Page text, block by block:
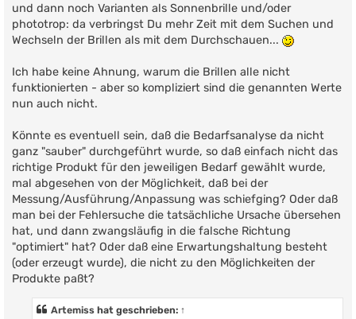
und dann noch Varianten als Sonnenbrille und/oder
phototrop: da verbringst Du mehr Zeit mit dem Suchen und
Wechseln der Brillen als mit dem Durchschauen...
Ich habe keine Ahnung, warum die Brillen alle nicht
funktionierten - aber so kompliziert sind die genannten Werte
nun auch nicht.
Könnte es eventuell sein, daß die Bedarfsanalyse da nicht
ganz "sauber" durchgeführt wurde, so daß einfach nicht das
richtige Produkt für den jeweiligen Bedarf gewählt wurde,
mal abgesehen von der Möglichkeit, daß bei der
Messung/Ausführung/Anpassung was schiefging? Oder daß
man bei der Fehlersuche die tatsächliche Ursache übersehen
hat, und dann zwangsläufig in die falsche Richtung
"optimiert" hat? Oder daß eine Erwartungshaltung besteht
(oder erzeugt wurde), die nicht zu den Möglichkeiten der
Produkte paßt?
Artemiss hat geschrieben: ↑